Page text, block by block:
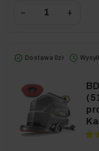
− +
Dostawa 0zł